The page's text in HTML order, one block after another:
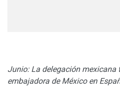
Junio: La delegación mexicana
embajadora de México en